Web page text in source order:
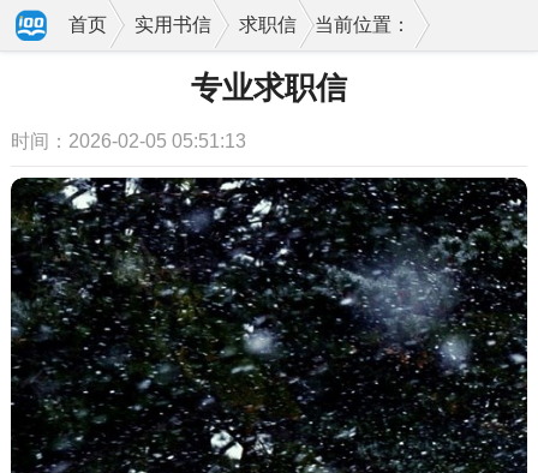
当前位置：
首页 实用书信 求职信
专业求职信
时间：2026-02-05 05:51:13